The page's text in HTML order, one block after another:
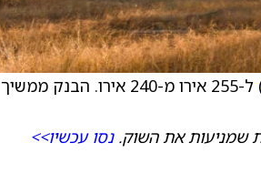
) ל-255 אירו מ-240 אירו. הבנק ממשיך
שמניעות את השוק.נסו עכשיו>>